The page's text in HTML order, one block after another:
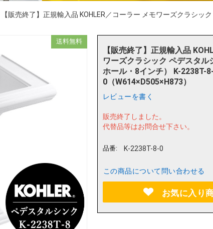
【販売終了】正規輸入品 KOHLER／コーラー メモワーズクラシック
送料無料
【販売終了】正規輸入品
ワーズクラシック ペデスタル
ホール・8インチ） K-2238T-8-
0（W614×D505×H873）
レビューを書く
販売終了しました。
代替品等はお問合せ下さい。
品番: K-2238T-8-0
この商品について問い合わせる
お気に入り